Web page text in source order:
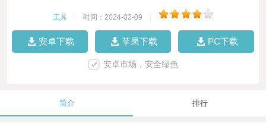
工具 时间：2024-02-09
安卓下载 苹果下载 PC下载
安卓市场，安全绿色
简介 排行